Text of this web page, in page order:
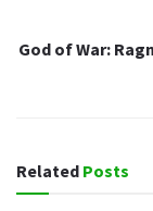
God of War:
Related Posts